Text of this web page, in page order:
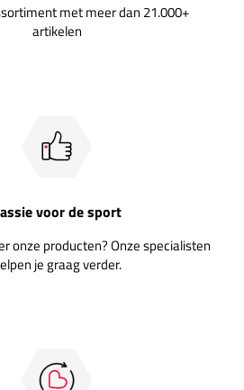
met meer dan 21.000+
artikelen
voor de sport
onze producten? Onze specialisten
je graag verder.